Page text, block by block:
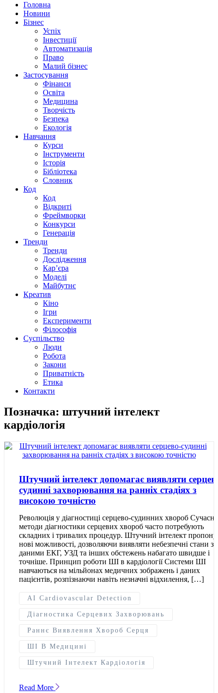
Головна
Новини
Бізнес
Успіх
Інвестиції
Автоматизація
Право
Малий бізнес
Застосування
Фінанси
Освіта
Медицина
Творчість
Безпека
Екологія
Навчання
Курси
Інструменти
Історія
Бібліотека
Словник
Код
Код
Відкриті
Фреймворки
Конкурси
Генерація
Тренди
Тренди
Дослідження
Кар’єра
Моделі
Майбутнє
Креатив
Кіно
Ігри
Експерименти
Філософія
Суспільство
Люди
Робота
Закони
Приватність
Етика
Контакти
Позначка: штучний інтелект
кардіологія
Штучний інтелект допомагає виявляти
судинні захворювання на ранніх стадіях з
високою точністю
Революція у діагностиці серцево-судинних хвороб Сучасні
методи діагностики серцевих хвороб часто потребують
складних і тривалих процедур. Штучний інтелект
нові можливості, дозволяючи виявляти небезпечні стани за
даними ЕКГ, УЗД та інших обстежень набагато швидше і
точніше. Принцип роботи ШІ в кардіології Системи ШІ
навчаються на мільйонах медичних зображень і даних
пацієнтів, розпізнаючи навіть незначні відхилення, […]
AI Cardiovascular Detection
Діагностика Серцевих Захворювань
Раннє Виявлення Хвороб Серця
ШІ В Медицині
Штучний Інтелект Кардіологія
Read More